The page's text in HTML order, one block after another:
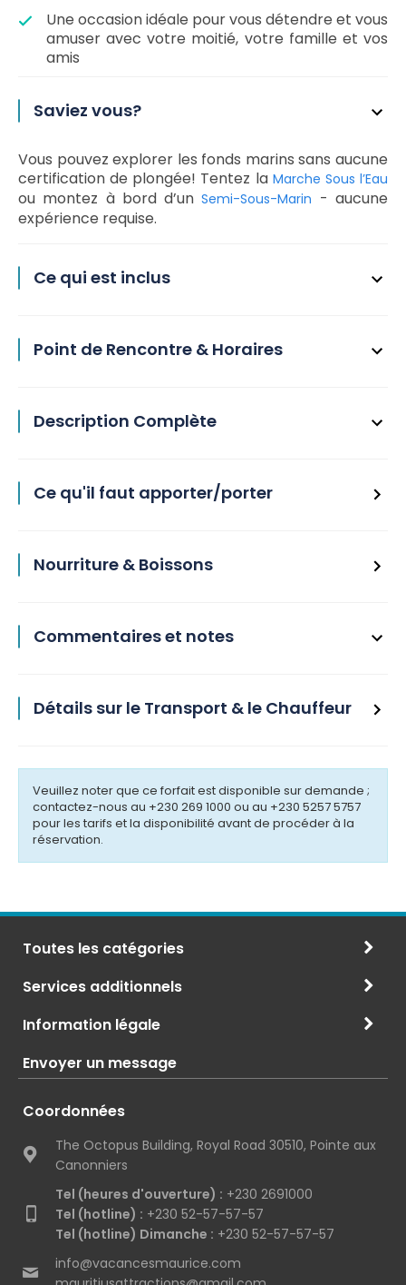
Une occasion idéale pour vous détendre et vous
amuser avec votre moitié, votre famille et vos
amis
Saviez vous?
Vous pouvez explorer les fonds marins sans aucune
certification de plongée! Tentez la Marche Sous l’Eau
ou montez à bord d’unSemi-Sous-Marin - aucune
expérience requise.
Ce qui est inclus
Point de Rencontre & Horaires
Description Complète
Ce qu'il faut apporter/porter
Nourriture & Boissons
Commentaires et notes
Détails sur le Transport & le Chauffeur
Veuillez noter que ce forfait est disponible sur demande ;
contactez-nous au +230 269 1000 ou au +230 5257 5757
pour les tarifs et la disponibilité avant de procéder à la
réservation.
Toutes les catégories
Services additionnels
Information légale
Envoyer un message
Coordonnées
The Octopus Building, Royal Road 30510, Pointe aux
Canonniers
Tel (heures d'ouverture) : +230 2691000
Tel (hotline) : +230 52-57-57-57
Tel (hotline) Dimanche : +230 52-57-57-57
info@vacancesmaurice.com